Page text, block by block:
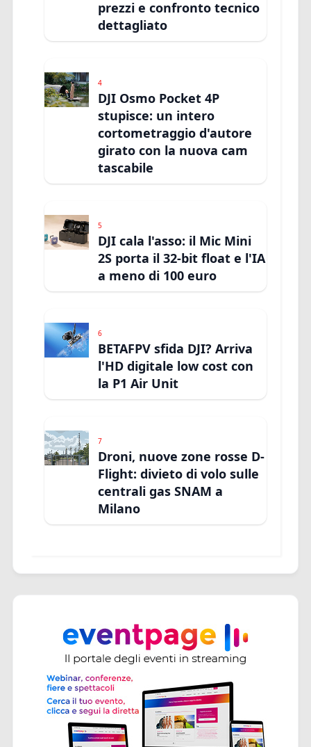
prezzi e confronto tecnico
dettagliato
4
DJI Osmo Pocket 4P
stupisce: un intero
cortometraggio d'autore
girato con la nuova cam
tascabile
5
DJI cala l'asso: il Mic Mini
2S porta il 32-bit float e l'IA
a meno di 100 euro
6
BETAFPV sfida DJI? Arriva
l'HD digitale low cost con
la P1 Air Unit
7
Droni, nuove zone rosse D-
Flight: divieto di volo sulle
centrali gas SNAM a
Milano